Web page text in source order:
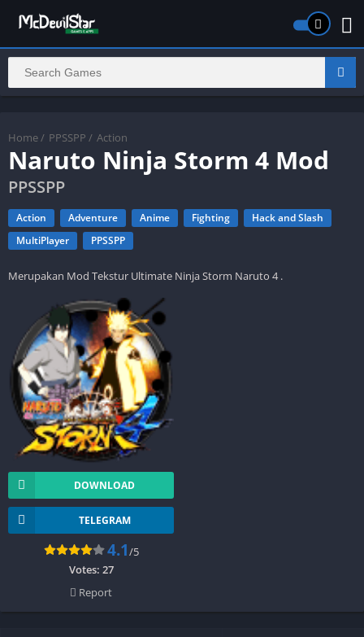
Home / PPSSPP / Action
Naruto Ninja Storm 4 Mod
PPSSPP
Action Adventure Anime Fighting
Hack and Slash
MultiPlayer
PPSSPP
Merupakan Mod Tekstur Ultimate Ninja Storm Naruto 4 .
DOWNLOAD
TELEGRAM
4.1/5
Votes: 27
Report